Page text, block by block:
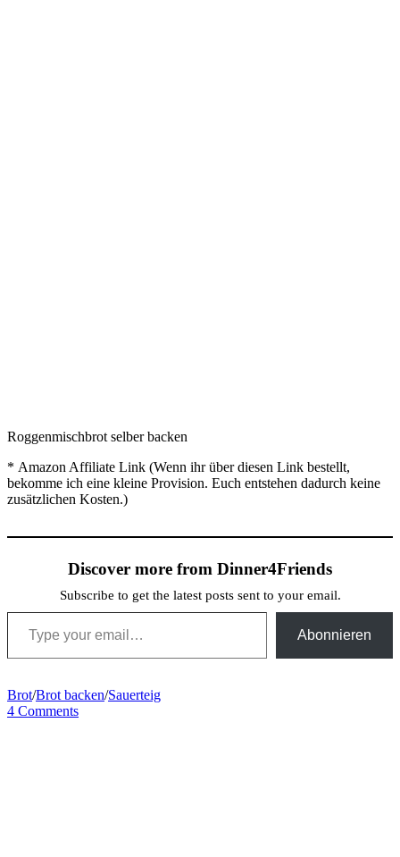
Roggenmischbrot selber backen
* Amazon Affiliate Link (Wenn ihr über diesen Link bestellt,
bekomme ich eine kleine Provision. Euch entstehen dadurch keine
zusätzlichen Kosten.)
Discover more from Dinner4Friends
Subscribe to get the latest posts sent to your email.
Type your email…
Abonnieren
Brot/Brot backen/Sauerteig
4 Comments